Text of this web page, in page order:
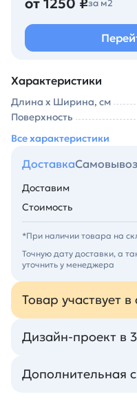
за м2
Характеристики
Длина х Ширина, см
Поверхность
Все характеристики
ДоставкаСамовывоз
Доставим
Стоимость
*При наличии товара на
Точную дату доставки, а
уточнить у менеджера
Товар участвует
Дизайн-проект в
Дополнительная